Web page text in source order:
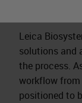
Leica
solutions and
the process.
workflow from
positioned to